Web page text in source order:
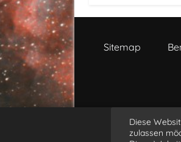
Sitemap
Diese
zulassen